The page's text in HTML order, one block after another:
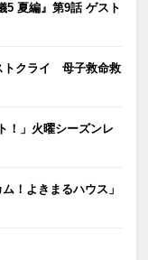
5 夏編』第9話 ゲスト
トクライ 母子救命救
！」火曜シーズンレ
！よきまるハウス」